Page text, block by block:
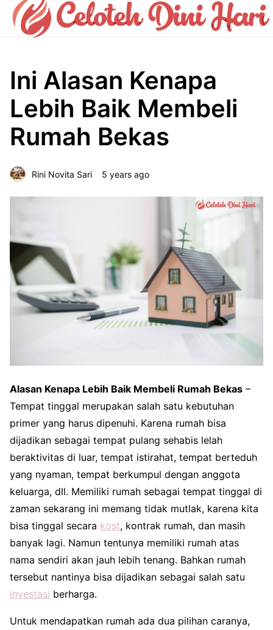
Ini Alasan Kenapa
Lebih Baik Membeli
Rumah Bekas
Rini Novita Sari 5 years ago
Alasan Kenapa Lebih Baik Membeli Rumah Bekas –
Tempat tinggal merupakan salah satu kebutuhan
primer yang harus dipenuhi. Karena rumah bisa
dijadikan sebagai tempat pulang sehabis lelah
beraktivitas di luar, tempat istirahat, tempat berteduh
yang nyaman, tempat berkumpul dengan anggota
keluarga, dll. Memiliki rumah sebagai tempat tinggal di
zaman sekarang ini memang tidak mutlak, karena kita
bisa tinggal secara kost, kontrak rumah, dan masih
banyak lagi. Namun tentunya memiliki rumah atas
nama sendiri akan jauh lebih tenang. Bahkan rumah
tersebut nantinya bisa dijadikan sebagai salah satu
investasi berharga.
Untuk mendapatkan rumah ada dua pilihan caranya,